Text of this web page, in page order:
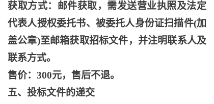
获取方式：邮件获取，需发送营业执照及法定
代表人授权委托书、被委托人身份证扫描件(加
盖公章)至邮箱获取招标文件，并注明联系人及
联系方式。
售价： 300元，售后不退。
五、投标文件的递交